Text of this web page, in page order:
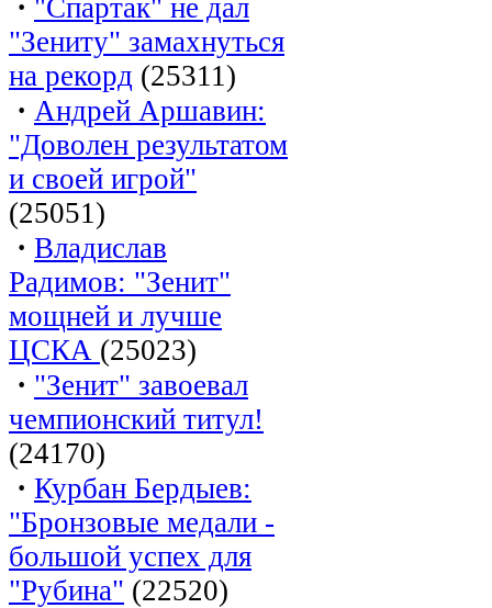
· "Спартак" не дал
"Зениту" замахнуться
на рекорд (25311)
· Андрей Аршавин:
"Доволен результатом
и своей игрой"
(25051)
· Владислав
Радимов: "Зенит"
мощней и лучше
ЦСКА (25023)
· "Зенит" завоевал
чемпионский титул!
(24170)
· Курбан Бердыев:
"Бронзовые медали -
большой успех для
"Рубина" (22520)